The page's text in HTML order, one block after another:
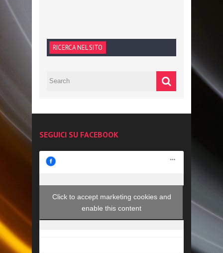
RICERCA NEL SITO
SEGUICI SU FACEBOOK
Click to accept marketing cookies and
enable this content